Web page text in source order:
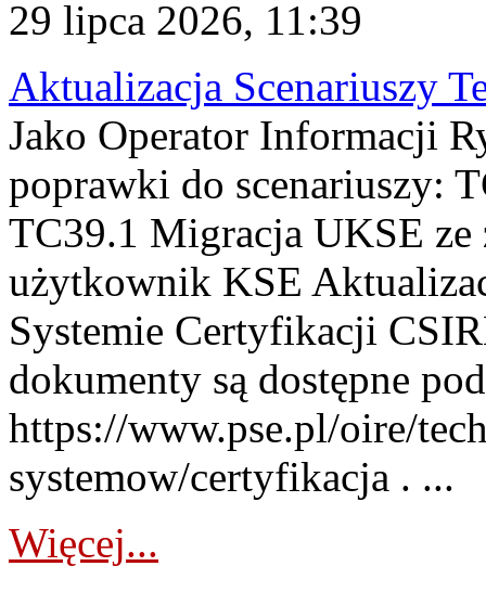
29 lipca 2026, 11:39
Aktualizacja Scenariuszy
Jako Operator Informacji
poprawki do scenariuszy:
TC39.1 Migracja UKSE
użytkownik KSE
Systemie Certyfikacji
dokumenty są dostępne
https://www.pse.pl/oire/
systemow/certyfikacja . ...
Więcej...